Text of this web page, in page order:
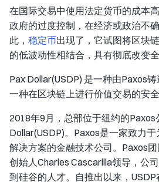
在国际交易中使用法定货币的成本
政府的过度控制，在经济或政治不
此， 稳定币出现了，它试图将区块
的低波动性相结合，具有彻底改变
Pax Dollar(USDP) 是一种由Paxos
一种在区块链上进行价值交易的安全
2018年9月，总部位于纽约的
Dollar(USDP)。Paxos是一家致力
解决方案的金融技术公司。Paxos
创始人Charles Cascarilla领导，公
到硅谷的人才。自推出以来，